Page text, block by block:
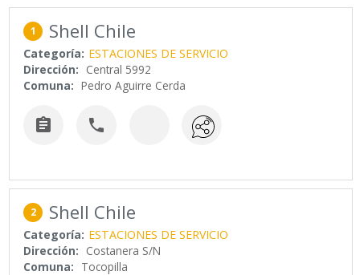
1 Shell Chile
Categoría: ESTACIONES DE SERVICIO
Dirección: Central 5992
Comuna: Pedro Aguirre Cerda
 
2 Shell Chile
Categoría: ESTACIONES DE SERVICIO
Dirección: Costanera S/N
Comuna: Tocopilla